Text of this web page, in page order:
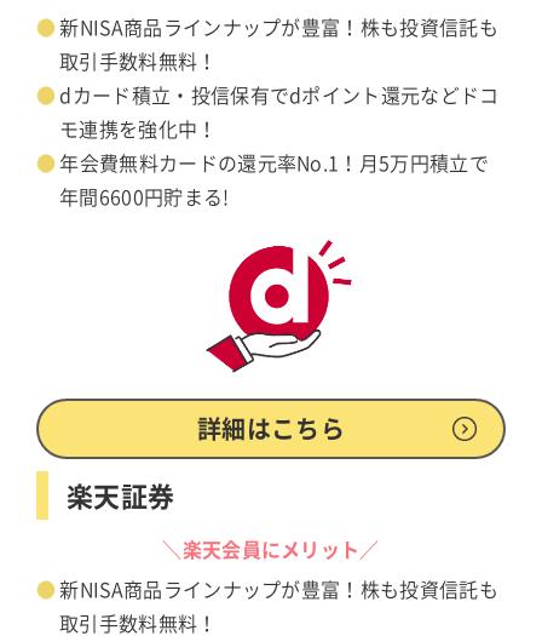
新NISA商品ラインナップが豊富！株も投資信託も
取引手数料無料！
dカード積立・投信保有でdポイント還元などドコ
モ連携を強化中！
年会費無料カードの還元率No.1！月5万円積立で
年間6600円貯まる!
詳細はこちら
楽天証券
＼楽天会員にメリット／
新NISA商品ラインナップが豊富！株も投資信託も
取引手数料無料！